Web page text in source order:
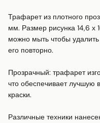
Трафарет из плотного
мм. Размер рисунка 14,6
можно мыть чтобы удалить
его повторно.
Прозрачный: трафарет
что обеспечивает лучшую
краски.
Различные техники